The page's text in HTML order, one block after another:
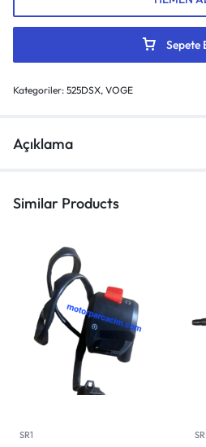
Sepete
Kategoriler: 525DSX, VOGE
Açıklama
Similar Products
SR1